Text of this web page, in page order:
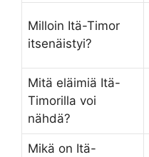
Milloin Itä-Timor
itsenäistyi?
Mitä eläimiä Itä-
Timorilla voi
nähdä?
Mikä on Itä-